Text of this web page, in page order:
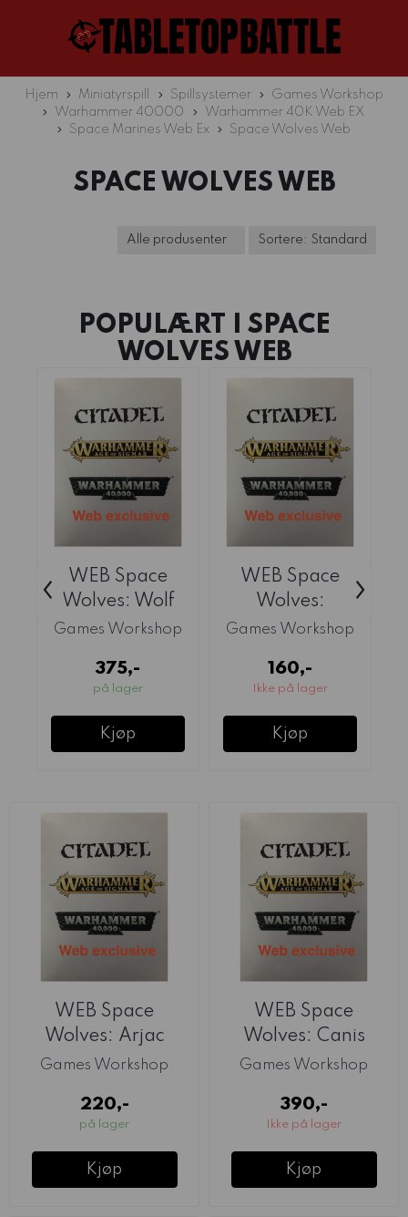
Hjem Miniatyrspill Spillsystemer
Games Workshop
Warhammer 40000
Warhammer 40K Web EX
Space Marines Web Ex
Space Wolves Web
SPACE WOLVES WEB
POPULÆRT I SPACE
WOLVES WEB
WEB Space
Wolves: Wolf
Lord on
Games Workshop
375,-
på lager
Kjøp
WEB Space
Wolves:
Cyberwolf
Games Workshop
160,-
Ikke på lager
Kjøp
‹ ›
WEB Space
Wolves: Arjac
Rockfist
Games Workshop
220,-
på lager
Kjøp
WEB Space
Wolves: Canis
Wolfborn
Games Workshop
390,-
Ikke på lager
Kjøp